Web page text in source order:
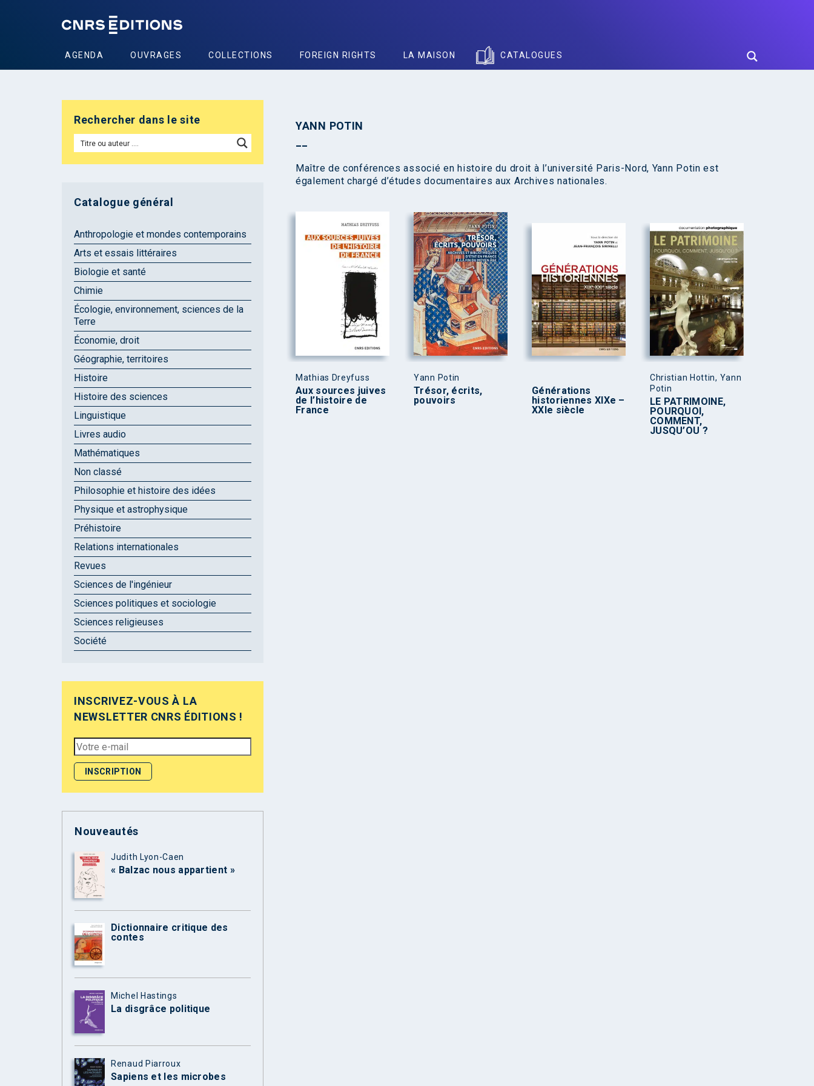
AGENDA OUVRAGES COLLECTIONS FOREIGN RIGHTS LA MAISON CATALOGUES
YANN POTIN
Maître de conférences associé en histoire du droit à l’université Paris-Nord, Yann Potin est
également chargé d’études documentaires aux Archives nationales.
Mathias Dreyfuss
Aux sources juives
de l’histoire de
France
Yann Potin
Trésor, écrits,
pouvoirs
Générations
historiennes XIXe –
XXIe siècle
Christian Hottin, Yann
Potin
LE PATRIMOINE,
POURQUOI,
COMMENT,
JUSQU’OU ?
Rechercher dans le site
Catalogue général
Anthropologie et mondes contemporains
Arts et essais littéraires
Biologie et santé
Chimie
Écologie, environnement, sciences de la
Terre
Économie, droit
Géographie, territoires
Histoire
Histoire des sciences
Linguistique
Livres audio
Mathématiques
Non classé
Philosophie et histoire des idées
Physique et astrophysique
Préhistoire
Relations internationales
Revues
Sciences de l'ingénieur
Sciences politiques et sociologie
Sciences religieuses
Société
INSCRIVEZ-VOUS À LA
NEWSLETTER CNRS ÉDITIONS !
Nouveautés
Judith Lyon-Caen
« Balzac nous appartient »
Dictionnaire critique des
contes
Michel Hastings
La disgrâce politique
Renaud Piarroux
Sapiens et les microbes